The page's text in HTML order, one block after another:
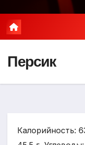
Персик
Калорийность: